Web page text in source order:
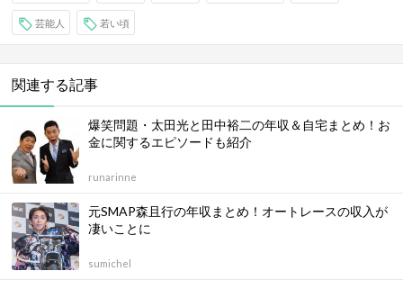
芸能人 若い頃
関連する記事
爆笑問題・太田光と田中裕二の年収＆自宅まとめ！お
金に関するエピソードも紹介
runarinne
元SMAP森且行の年収まとめ！オートレースの収入が
凄いことに
sumichel